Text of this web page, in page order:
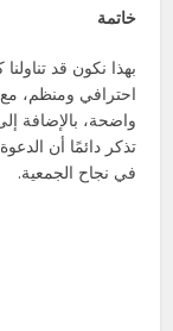
خاتمة
بهذا نكون قد
احترافي ومنظم، مع
واضحة، بالإضافة
تذكر دائمًا أن
في نجاح الجمعية.